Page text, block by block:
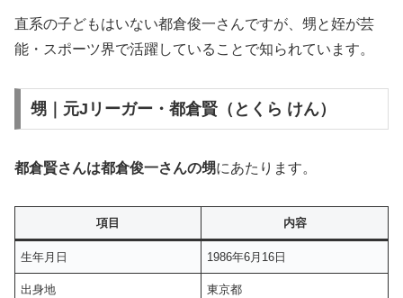
直系の子どもはいない都倉俊一さんですが、甥と姪が芸
能・スポーツ界で活躍していることで知られています。
甥｜元Jリーガー・都倉賢（とくら けん）
都倉賢さんは都倉俊一さんの甥にあたります。
項目 内容
生年月日 1986年6月16日
出身地 東京都